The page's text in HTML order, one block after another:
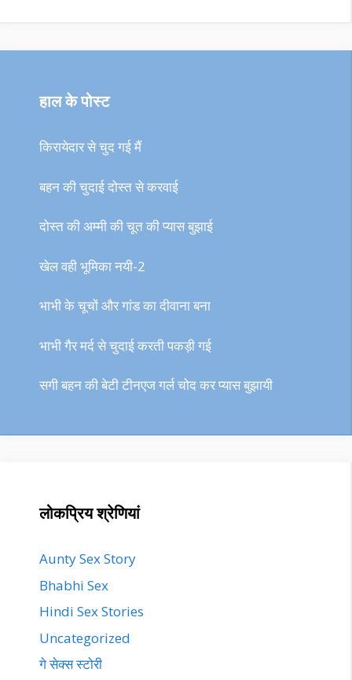
हाल के पोस्ट
किरायेदार से चुद गई मैं
बहन की चुदाई दोस्त से करवाई
दोस्त की अम्मी की चूत की प्यास बुझाई
खेल वही भूमिका नयी-2
भाभी के चूचों और गांड का दीवाना बना
भाभी गैर मर्द से चुदाई करती पकड़ी गई
सगी बहन की बेटी टीनएज गर्ल चोद कर प्यास बुझायी
लोकप्रिय श्रेणियां
Aunty Sex Story
Bhabhi Sex
Hindi Sex Stories
Uncategorized
गे सेक्स स्टोरी